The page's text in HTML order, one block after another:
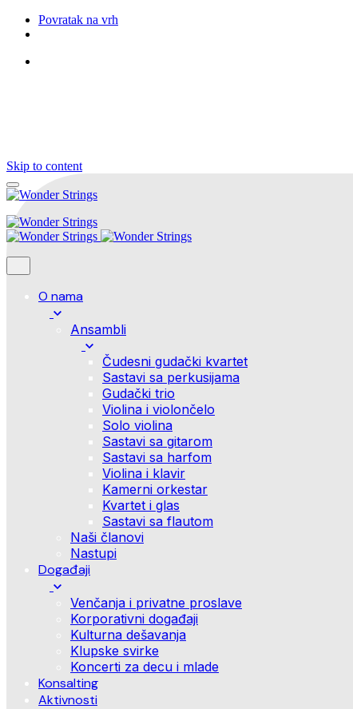
Povratak na vrh
Skip to content
O nama
Ansambli
Čudesni gudački kvartet
Sastavi sa perkusijama
Gudački trio
Violina i violončelo
Solo violina
Sastavi sa gitarom
Sastavi sa harfom
Violina i klavir
Kamerni orkestar
Kvartet i glas
Sastavi sa flautom
Naši članovi
Nastupi
Događaji
Venčanja i privatne proslave
Korporativni događaji
Kulturna dešavanja
Klupske svirke
Koncerti za decu i mlade
Konsalting
Aktivnosti